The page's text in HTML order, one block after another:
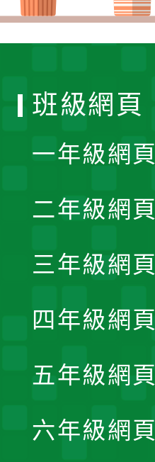
班級網頁
一年級網頁
二年級網頁
三年級網頁
四年級網頁
五年級網頁
六年級網頁